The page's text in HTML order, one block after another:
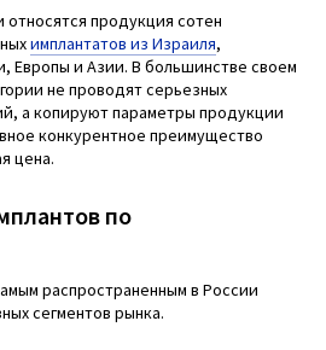
относятся продукция сотен
имплантатов из Израиля,
и Азии. В большинстве своем
не проводят серьезных
а копируют параметры продукции
конкурентное преимущество
цена.
по
распространенным в России
сегментов рынка.